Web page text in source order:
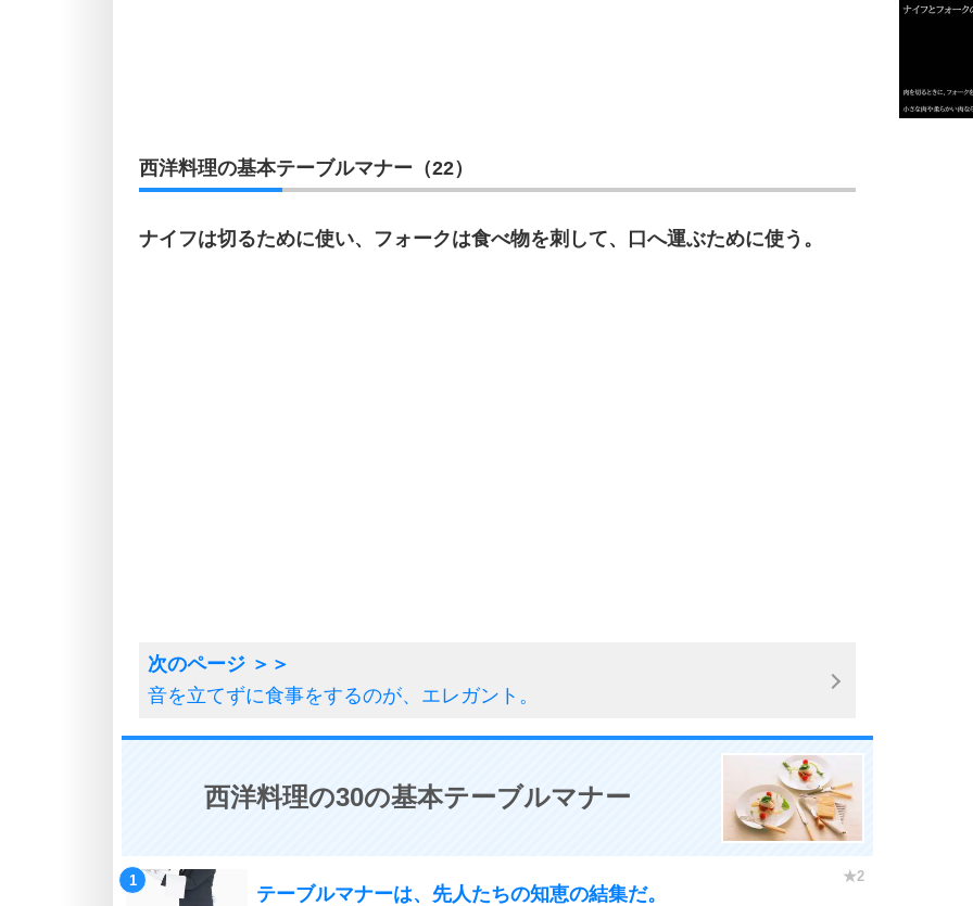
西洋料理の基本テーブルマナー（22）
ナイフは切るために使い、フォークは食べ物を刺して、口へ運ぶために使う。
音を立てずに食事をするのが、エレガント。
西洋料理の30の基本テーブルマナー
テーブルマナーは、先人たちの知恵の結集だ。
3